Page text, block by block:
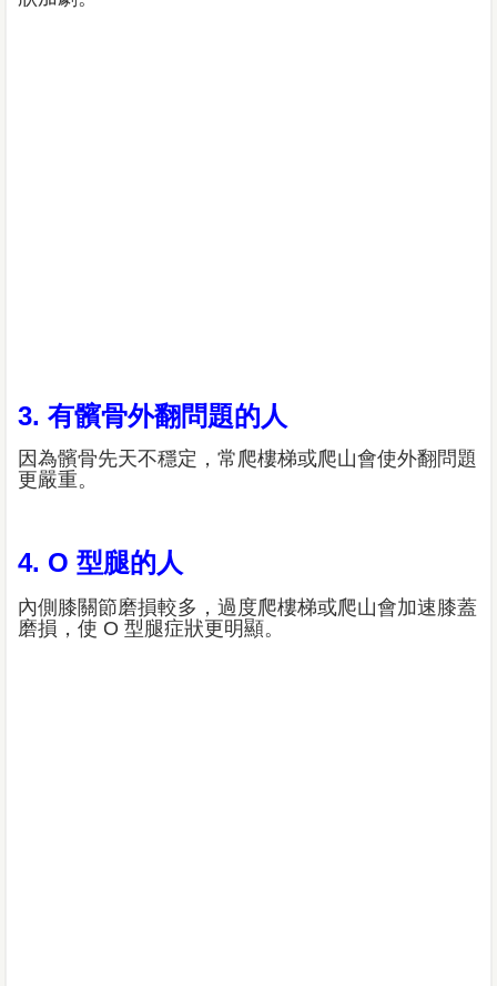
3. 有髕骨外翻問題的人
因為髕骨先天不穩定，常爬樓梯或爬山會使外翻問題
更嚴重。
4. O 型腿的人
內側膝關節磨損較多，過度爬樓梯或爬山會加速膝蓋
磨損，使 O 型腿症狀更明顯。